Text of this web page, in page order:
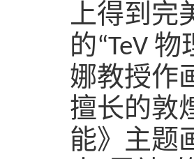
上得到完
的“TeV 物
娜教授作
擅长的敦
能》主题